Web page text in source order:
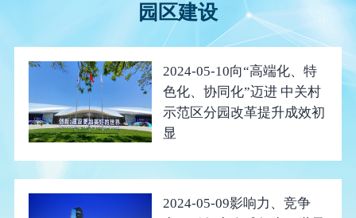
园区建设
2024-05-10向“高端化、特
色化、协同化”迈进 中关村
示范区分园改革提升成效初
显
2024-05-09影响力、竞争